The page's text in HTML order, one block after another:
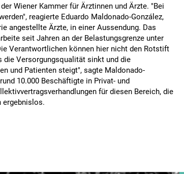
Wiener Kammer für Ärztinnen und Ärzte. "Bei
reagierte Eduardo Maldonado-González,
angestellte Ärzte, in einer Aussendung. Das
seit Jahren an der Belastungsgrenze unter
Verantwortlichen können hier nicht den Rotstift
die Versorgungsqualität sinkt und die
und Patienten steigt", sagte Maldonado-
10.000 Beschäftigte in Privat- und
für diesen Bereich, die
ergebnislos.